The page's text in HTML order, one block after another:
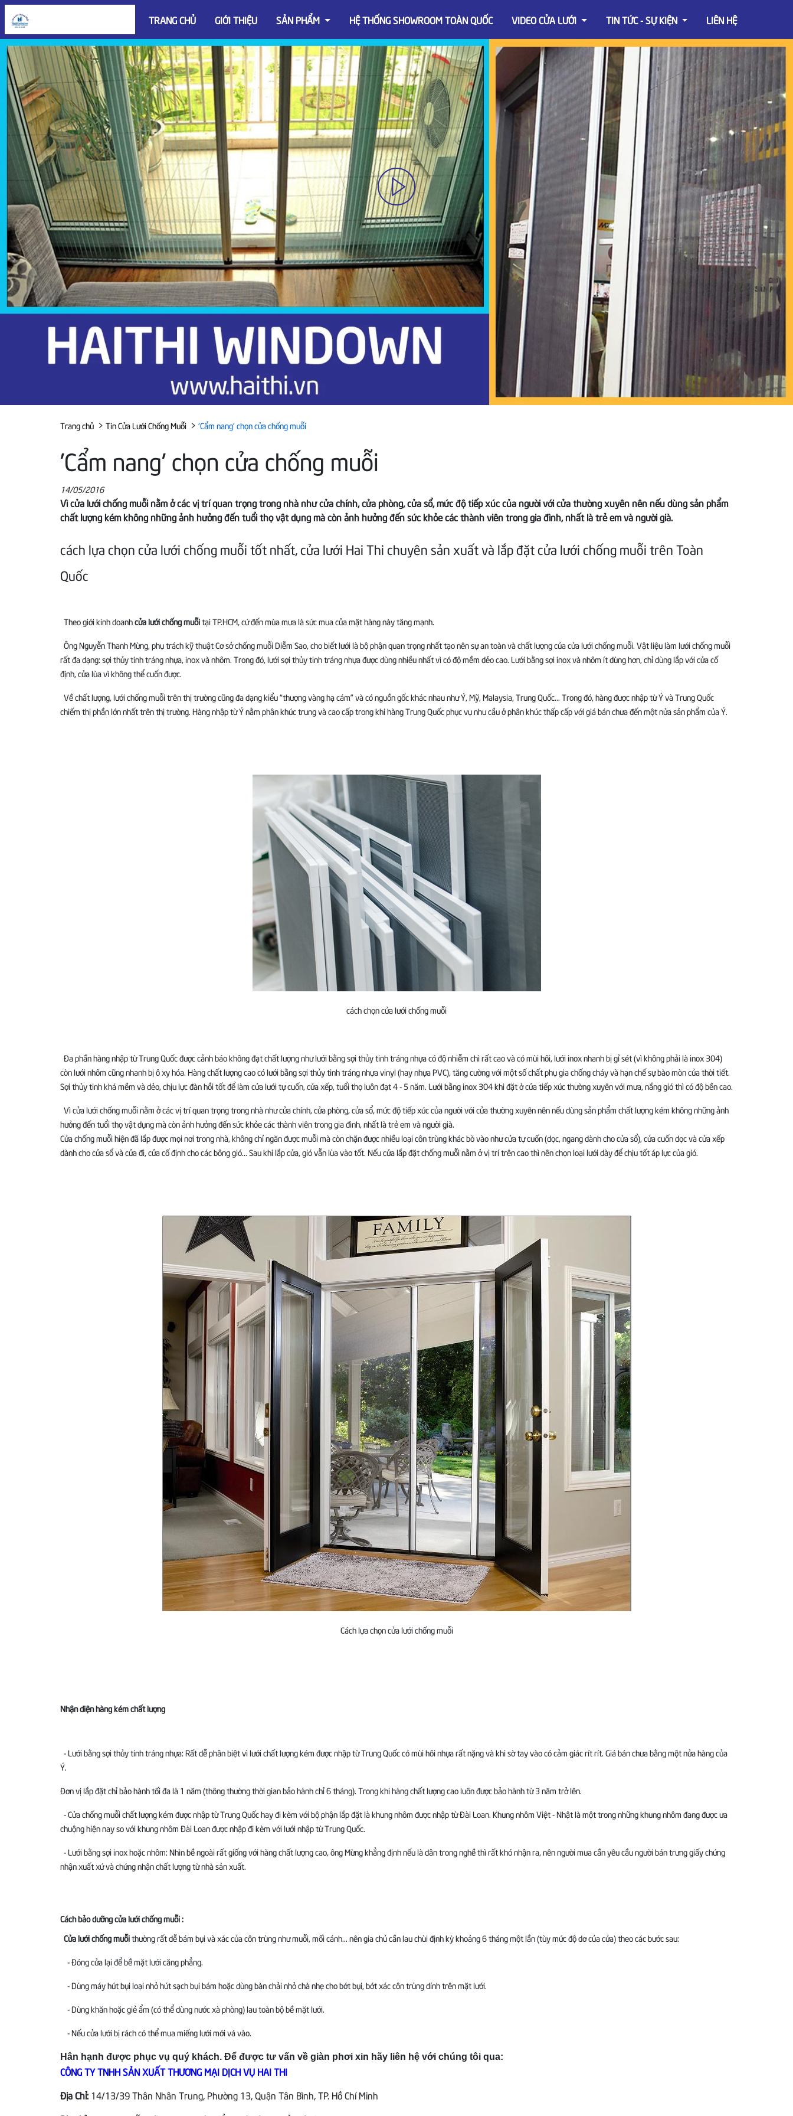
TRANG CHỦ GIỚI THIỆU SẢN PHẨM HỆ THỐNG SHOWROOM TOÀN QUỐC VIDEO CỬA LƯỚI TIN TỨC - SỰ KIỆN LIÊN HỆ
Trang chủ > Tin Cửa Lưới Chống Muỗi > 'Cẩm nang' chọn cửa chống muỗi
'Cẩm nang' chọn cửa chống muỗi
14/05/2016
Vì cửa lưới chống muỗi nằm ở các vị trí quan trọng trong nhà như cửa chính, cửa phòng, cửa sổ, mức độ tiếp xúc của người với cửa thường xuyên nên nếu dùng sản phẩm
chất lượng kém không những ảnh hưởng đến tuổi thọ vật dụng mà còn ảnh hưởng đến sức khỏe các thành viên trong gia đình, nhất là trẻ em và người già.
cách lựa chọn cửa lưới chống muỗi tốt nhất, cửa lưới Hai Thi chuyên sản xuất và lắp đặt cửa lưới chống muỗi trên Toàn
Quốc
Theo giới kinh doanhcửa lưới chống muỗitại TP.HCM, cứ đến mùa mưa là sức mua của mặt hàng này tăng mạnh.
Ông Nguyễn Thanh Mừng, phụ trách kỹ thuật Cơ sở chống muỗi Diễm Sao, cho biết lưới là bộ phận quan trọng nhất tạo nên sự an toàn và chất lượng của cửa lưới chống muỗi. Vật liệu làm lưới chống muỗi
rất đa dạng: sợi thủy tinh tráng nhựa, inox và nhôm. Trong đó, lưới sợi thủy tinh tráng nhựa được dùng nhiều nhất vì có độ mềm dẻo cao. Lưới bằng sợi inox và nhôm ít dùng hơn, chỉ dùng lắp với cửa cố
định, cửa lùa vì không thể cuốn được.
Về chất lượng, lưới chống muỗi trên thị trường cũng đa dạng kiểu “thượng vàng hạ cám” và có nguồn gốc khác nhau như Ý, Mỹ, Malaysia, Trung Quốc... Trong đó, hàng được nhập từ Ý và Trung Quốc
chiếm thị phần lớn nhất trên thị trường. Hàng nhập từ Ý nằm phân khúc trung và cao cấp trong khi hàng Trung Quốc phục vụ nhu cầu ở phân khúc thấp cấp với giá bán chưa đến một nửa sản phẩm của Ý.
cách chọn cửa lưới chống muỗi
Đa phần hàng nhập từ Trung Quốc được cảnh báo không đạt chất lượng như lưới bằng sợi thủy tinh tráng nhựa có độ nhiễm chì rất cao và có mùi hôi, lưới inox nhanh bị gỉ sét (vì không phải là inox 304)
còn lưới nhôm cũng nhanh bị ô xy hóa. Hàng chất lượng cao có lưới bằng sợi thủy tinh tráng nhựa vinyl (hay nhựa PVC), tăng cường với một số chất phụ gia chống cháy và hạn chế sự bào mòn của thời tiết.
Sợi thủy tinh khá mềm và dẻo, chịu lực đàn hồi tốt để làm cửa lưới tự cuốn, cửa xếp, tuổi thọ luôn đạt 4 - 5 năm. Lưới bằng inox 304 khi đặt ở cửa tiếp xúc thường xuyên với mưa, nắng gió thì có độ bền cao.
Vì cửa lưới chống muỗi nằm ở các vị trí quan trọng trong nhà như cửa chính, cửa phòng, cửa sổ, mức độ tiếp xúc của người với cửa thường xuyên nên nếu dùng sản phẩm chất lượng kém không những ảnh
hưởng đến tuổi thọ vật dụng mà còn ảnh hưởng đến sức khỏe các thành viên trong gia đình, nhất là trẻ em và người già.
Cửa chống muỗi hiện đã lắp được mọi nơi trong nhà, không chỉ ngăn được muỗi mà còn chặn được nhiều loại côn trùng khác bò vào như cửa tự cuốn (dọc, ngang dành cho cửa sổ), cửa cuốn dọc và cửa xếp
dành cho cửa sổ và cửa đi, cửa cố định cho các bông gió... Sau khi lắp cửa, gió vẫn lùa vào tốt. Nếu cửa lắp đặt chống muỗi nằm ở vị trí trên cao thì nên chọn loại lưới dày để chịu tốt áp lực của gió.
Cách lựa chọn cửa lưới chống muỗi
Nhận diện hàng kém chất lượng
- Lưới bằng sợi thủy tinh tráng nhựa: Rất dễ phân biệt vì lưới chất lượng kém được nhập từ Trung Quốc có mùi hôi nhựa rất nặng và khi sờ tay vào có cảm giác rít rít. Giá bán chưa bằng một nửa hàng của
Ý.
Đơn vị lắp đặt chỉ bảo hành tối đa là 1 năm (thông thường thời gian bảo hành chỉ 6 tháng). Trong khi hàng chất lượng cao luôn được bảo hành từ 3 năm trở lên.
- Cửa chống muỗi chất lượng kém được nhập từ Trung Quốc hay đi kèm với bộ phận lắp đặt là khung nhôm được nhập từ Đài Loan. Khung nhôm Việt - Nhật là một trong những khung nhôm đang được ưa
chuộng hiện nay so với khung nhôm Đài Loan được nhập đi kèm với lưới nhập từ Trung Quốc.
- Lưới bằng sợi inox hoặc nhôm: Nhìn bề ngoài rất giống với hàng chất lượng cao, ông Mừng khẳng định nếu là dân trong nghề thì rất khó nhận ra, nên người mua cần yêu cầu người bán trưng giấy chứng
nhận xuất xứ và chứng nhận chất lượng từ nhà sản xuất.
Cách bảo dưỡng cửa lưới chống muỗi :
Cửa lưới chống muỗithường rất dễ bám bụi và xác của côn trùng như muỗi, mối cánh... nên gia chủ cần lau chùi định kỳ khoảng 6 tháng một lần (tùy mức độ dơ của cửa) theo các bước sau:
- Đóng cửa lại để bề mặt lưới căng phẳng.
- Dùng máy hút bụi loại nhỏ hút sạch bụi bám hoặc dùng bàn chải nhỏ chà nhẹ cho bớt bụi, bớt xác côn trùng dính trên mặt lưới.
- Dùng khăn hoặc giẻ ẩm (có thể dùng nước xà phòng) lau toàn bộ bề mặt lưới.
- Nếu cửa lưới bị rách có thể mua miếng lưới mới vá vào.
Hân hạnh được phục vụ quý khách. Để được tư vấn về giàn phơi xin hãy liên hệ với chúng tôi qua:
CÔNG TY TNHH SẢN XUẤT THƯƠNG MẠI DỊCH VỤ HAI THI
Địa Chỉ: 14/13/39 Thân Nhân Trung, Phường 13, Quận Tân Bình, TP. Hồ Chí Minh